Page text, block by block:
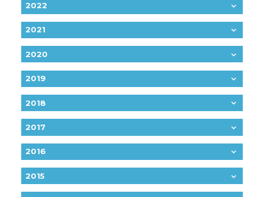
2022
2021
2020
2019
2018
2017
2016
2015